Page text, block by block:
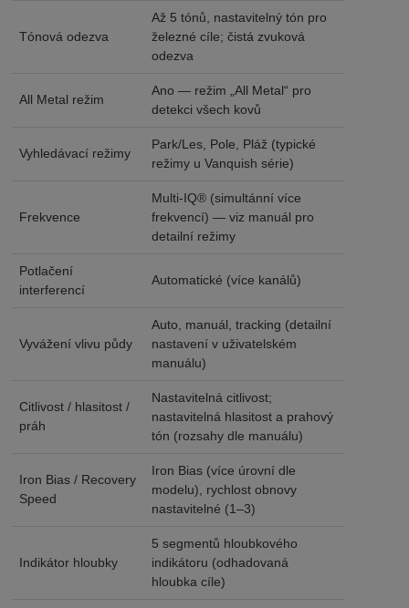
Tónová odezva
Až 5 tónů, nastavitelný tón pro
železné cíle; čistá zvuková
odezva
All Metal režim
Ano — režim „All Metal“ pro
detekci všech kovů
Vyhledávací režimy
Park/Les, Pole, Pláž (typické
režimy u Vanquish série)
Frekvence
Multi-IQ® (simultánní více
frekvencí) — viz manuál pro
detailní režimy
Potlačení
interferencí
Automatické (více kanálů)
Vyvážení vlivu půdy
Auto, manuál, tracking (detailní
nastavení v uživatelském
manuálu)
Citlivost / hlasitost /
práh
Nastavitelná citlivost;
nastavitelná hlasitost a prahový
tón (rozsahy dle manuálu)
Iron Bias / Recovery
Speed
Iron Bias (více úrovní dle
modelu), rychlost obnovy
nastavitelné (1–3)
Indikátor hloubky
5 segmentů hloubkového
indikátoru (odhadovaná
hloubka cíle)